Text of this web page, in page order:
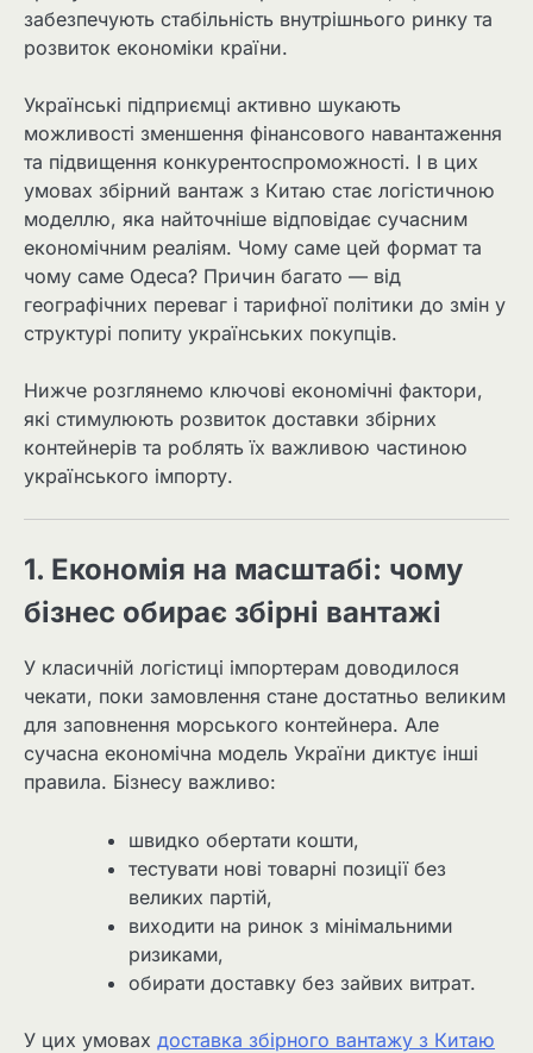
забезпечують стабільність внутрішнього ринку та
розвиток економіки країни.
Українські підприємці активно шукають
можливості зменшення фінансового навантаження
та підвищення конкурентоспроможності. І в цих
умовах збірний вантаж з Китаю стає логістичною
моделлю, яка найточніше відповідає сучасним
економічним реаліям. Чому саме цей формат та
чому саме Одеса? Причин багато — від
географічних переваг і тарифної політики до змін у
структурі попиту українських покупців.
Нижче розглянемо ключові економічні фактори,
які стимулюють розвиток доставки збірних
контейнерів та роблять їх важливою частиною
українського імпорту.
1. Економія на масштабі: чому
бізнес обирає збірні вантажі
У класичній логістиці імпортерам доводилося
чекати, поки замовлення стане достатньо великим
для заповнення морського контейнера. Але
сучасна економічна модель України диктує інші
правила. Бізнесу важливо:
швидко обертати кошти,
тестувати нові товарні позиції без
великих партій,
виходити на ринок з мінімальними
ризиками,
обирати доставку без зайвих витрат.
У цих умовах доставка збірного вантажу з Китаю